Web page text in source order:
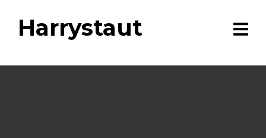
Harrystaut